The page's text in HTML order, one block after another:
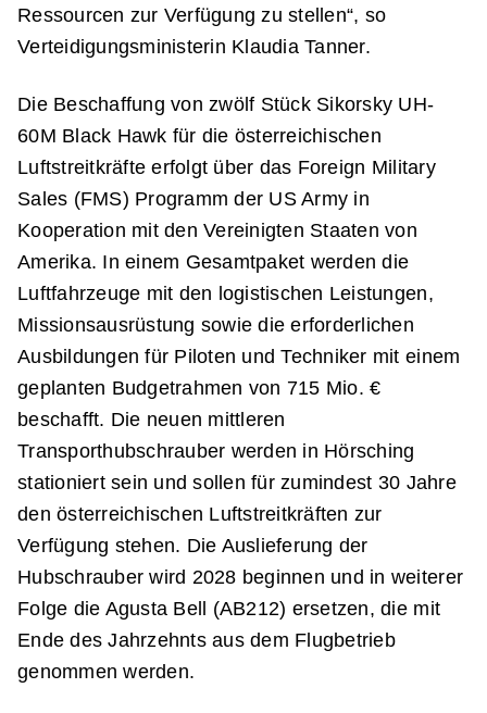
Ressourcen zur Verfügung zu stellen“, so
Verteidigungsministerin Klaudia Tanner.
Die Beschaffung von zwölf Stück Sikorsky UH-
60M Black Hawk für die österreichischen
Luftstreitkräfte erfolgt über das Foreign Military
Sales (FMS) Programm der US Army in
Kooperation mit den Vereinigten Staaten von
Amerika. In einem Gesamtpaket werden die
Luftfahrzeuge mit den logistischen Leistungen,
Missionsausrüstung sowie die erforderlichen
Ausbildungen für Piloten und Techniker mit einem
geplanten Budgetrahmen von 715 Mio. €
beschafft. Die neuen mittleren
Transporthubschrauber werden in Hörsching
stationiert sein und sollen für zumindest 30 Jahre
den österreichischen Luftstreitkräften zur
Verfügung stehen. Die Auslieferung der
Hubschrauber wird 2028 beginnen und in weiterer
Folge die Agusta Bell (AB212) ersetzen, die mit
Ende des Jahrzehnts aus dem Flugbetrieb
genommen werden.